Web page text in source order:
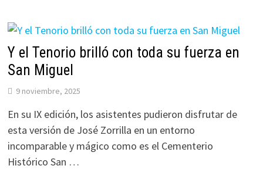
Y el Tenorio brilló con toda su fuerza en
San Miguel
9 noviembre, 2025
En su IX edición, los asistentes pudieron disfrutar de
esta versión de José Zorrilla en un entorno
incomparable y mágico como es el Cementerio
Histórico San …